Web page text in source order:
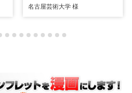
名古屋芸術大学 様